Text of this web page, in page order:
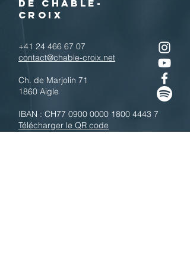
DE CHÂBLE-
CROIX
+41 24 466 67 07
contact@chable-croix.net
Ch. de Marjolin 71
1860 Aigle
IBAN : CH77 0900 0000 1800 4443 7
Télécharger le QR code